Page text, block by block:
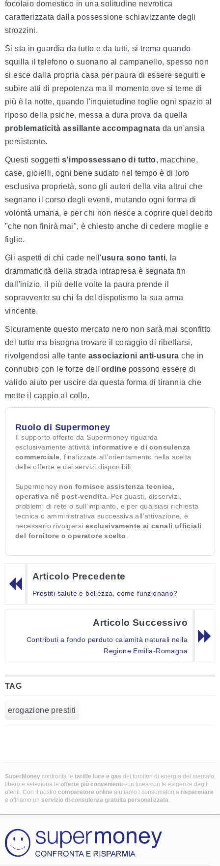
focolaio domestico in una solitudine nevrotica
caratterizzata dalla possessione schiavizzante degli
strozzini.
Si sta in guardia da tutto e da tutti, si trema quando
squilla il telefono o suonano al campanello, spesso non
si esce dalla propria casa per paura di essere seguiti e
subire atti di prepotenza ma il momento ove si teme di
più è la notte, quando l'inquietudine toglie ogni spazio al
riposo della psiche, messa a dura prova da quella
problematicità assillante accompagnata da un'ansia
persistente.
Questi soggettis'impossessano di tutto, macchine,
case, gioielli, ogni bene sudato nel tempo è di loro
esclusiva proprietà, sono gli autori della vita altrui che
segnano il corso degli eventi, mutando ogni forma di
volontà umana, e per chi non riesce a coprire quel debito
"che non finirà mai", è chiesto anche di cedere moglie e
figlie.
Gli aspetti di chi cade nell'usura sono tanti, la
drammaticità della strada intrapresa è segnata fin
dall'inizio, il più delle volte la paura prende il
sopravvento su chi fa del dispotismo la sua arma
vincente.
Sicuramente questo mercato nero non sarà mai sconfitto
del tutto ma bisogna trovare il coraggio di ribellarsi,
rivolgendosi alle tante associazioni anti-usura che in
connubio con le forze dell'ordine possono essere di
valido aiuto per uscire da questa forma di tirannia che
mette il cappio al collo.
Ruolo di Supermoney
Il supporto offerto da Supermoney riguarda
esclusivamente attività informative e di consulenza
commerciale , finalizzate all’orientamento nella scelta
delle offerte e dei servizi disponibili.
Supermoney non fornisce assistenza tecnica,
operativa né post-vendita . Per guasti, disservizi,
problemi di rete o sull’impianto, e per qualsiasi richiesta
tecnica o amministrativa successiva all’attivazione, è
necessario rivolgersi esclusivamente ai canali ufficiali
del fornitore o operatore scelto
Articolo Precedente
Prestiti salute e bellezza, come funzionano?
Articolo Successivo
Contributi a fondo perduto calamità naturali nella
Regione Emilia-Romagna
TAG
erogazione prestiti
SuperMoney confronta le tariffe luce e gas dei fornitori di energia del mercato
libero e seleziona le offerte più convenienti e in linea con le esigenze degli
utenti. Con il nostro comparatore online aiutiamo i consumatori a risparmiare
e offriamo un servizio di consulenza gratuita personalizzata.